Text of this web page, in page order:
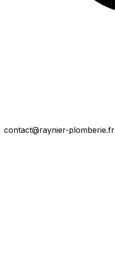
contact@raynier-plomberie.fr